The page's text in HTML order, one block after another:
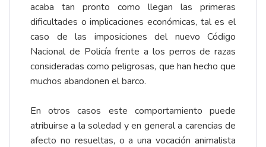
acaba tan pronto como llegan las primeras
dificultades o implicaciones económicas, tal es el
caso de las imposiciones del nuevo Código
Nacional de Policía frente a los perros de razas
consideradas como peligrosas, que han hecho que
muchos abandonen el barco.
En otros casos este comportamiento puede
atribuirse a la soledad y en general a carencias de
afecto no resueltas, o a una vocación animalista